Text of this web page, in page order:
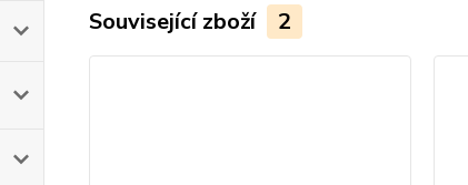
Související zboží 2